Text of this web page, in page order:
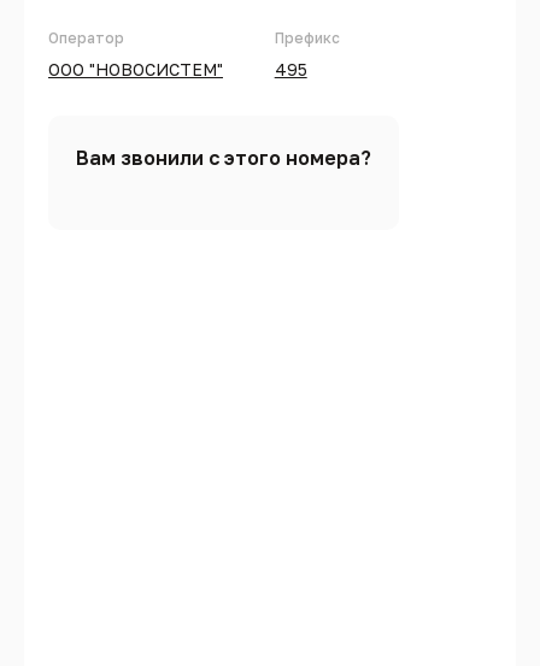
Оператор
ООО "НОВОСИСТЕМ"
Префикс
495
Вам звонили с этого номера?